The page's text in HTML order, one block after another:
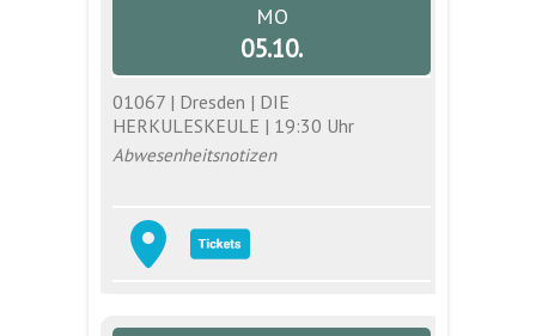
MO
05.10.
01067 | Dresden | DIE
HERKULESKEULE | 19:30 Uhr
Abwesenheitsnotizen